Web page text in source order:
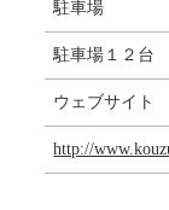
駐車場
駐車場１２台
ウェブサイト
http://